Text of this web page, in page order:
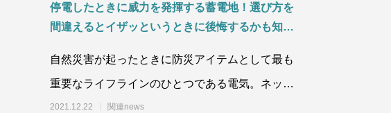
停電したときに威力を発揮する蓄電地！選び方を
間違えるとイザッというときに後悔するかも知れ
は？
自然災害が起ったときに防災アイテムとして最も
重要なライフラインのひとつである電気。ネット
や店舗で様々な種類の蓄電地（ポータブル電源）
2021.12.22 関連news